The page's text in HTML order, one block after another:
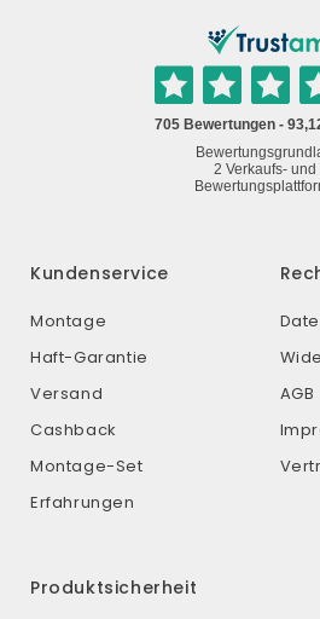
Kundenservice
Montage
Haft-Garantie
Versand
Cashback
Montage-Set
Erfahrungen
AGB
Produktsicherheit